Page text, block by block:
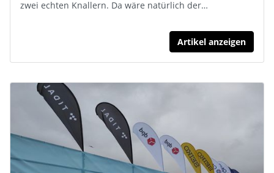
zwei echten Knallern. Da wäre natürlich der…
Artikel anzeigen